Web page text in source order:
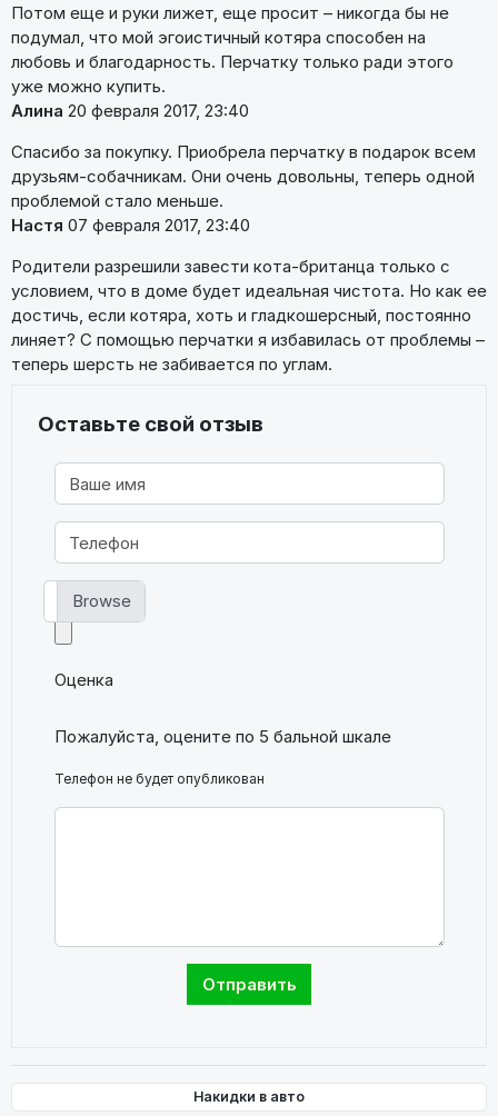
Потом еще и руки лижет, еще просит – никогда бы не
подумал, что мой эгоистичный котяра способен на
любовь и благодарность. Перчатку только ради этого
уже можно купить.
Алина 20 февраля 2017, 23:40
Спасибо за покупку. Приобрела перчатку в подарок всем
друзьям-собачникам. Они очень довольны, теперь одной
проблемой стало меньше.
Настя 07 февраля 2017, 23:40
Родители разрешили завести кота-британца только с
условием, что в доме будет идеальная чистота. Но как ее
достичь, если котяра, хоть и гладкошерсный, постоянно
линяет? С помощью перчатки я избавилась от проблемы –
теперь шерсть не забивается по углам.
Оставьте свой отзыв
Фото
Оценка
Пожалуйста, оцените по 5 бальной шкале
Телефон не будет опубликован
Накидки в авто